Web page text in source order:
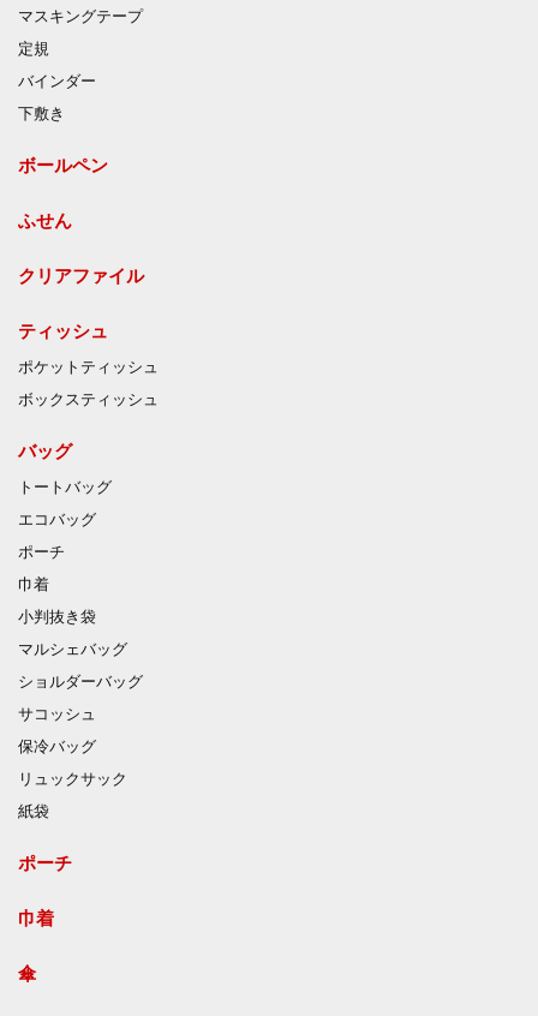
マスキングテープ
定規
バインダー
下敷き
ボールペン
ふせん
クリアファイル
ティッシュ
ポケットティッシュ
ボックスティッシュ
バッグ
トートバッグ
エコバッグ
ポーチ
巾着
小判抜き袋
マルシェバッグ
ショルダーバッグ
サコッシュ
保冷バッグ
リュックサック
紙袋
ポーチ
巾着
傘